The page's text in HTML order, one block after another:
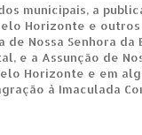
municipais, a
Horizonte e
de Nossa Senhora da
e a Assunção de
Horizonte e em
à Imaculada